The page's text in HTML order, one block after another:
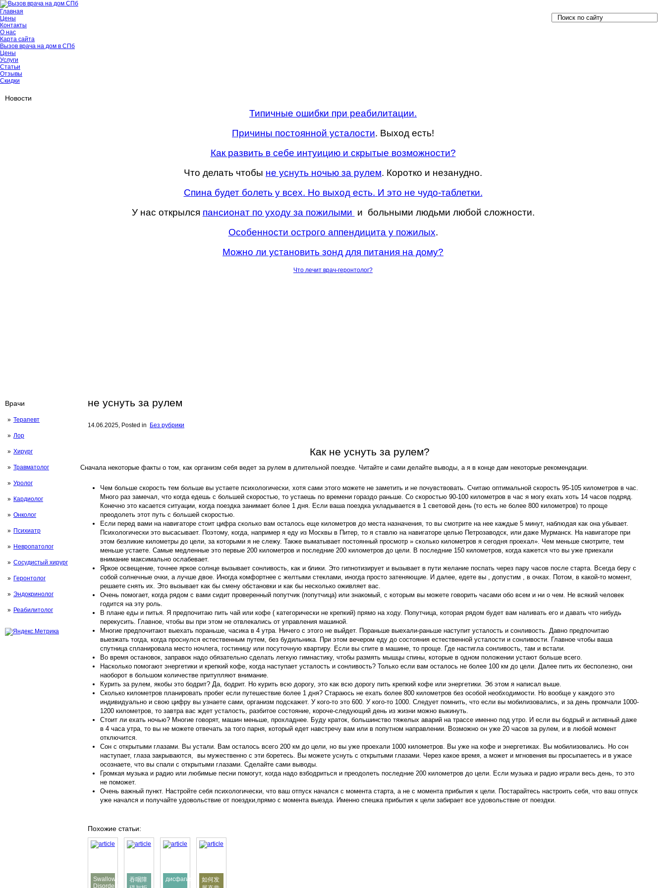
Главная
Цены
Контакты
О нас
Карта сайта
Вызов врача на дом в СПб
Цены
Услуги
Статьи
Отзывы
Скидки
Новости
Типичные ошибки при реабилитации.
Причины постоянной усталости. Выход есть!
Как развить в себе интуицию и скрытые возможности?
Что делать чтобы не уснуть ночью за рулем. Коротко и незанудно.
Спина будет болеть у всех. Но выход есть. И это не чудо-таблетки.
У нас открылся пансионат по уходу за пожилыми и больными людьми любой сложности.
Особенности острого аппендицита у пожилых.
Можно ли установить зонд для питания на дому?
Что лечит врач-геронтолог?
Врачи
Терапевт
Лор
Хирург
Травматолог
Уролог
Кардиолог
Онколог
Психиатр
Невропатолог
Сосудистый хирург
Геронтолог
Эндокринолог
Реабилитолог
не уснуть за рулем
14.06.2025, Posted in Без рубрики
Как не уснуть за рулем?
Сначала некоторые факты о том, как организм себя ведет за рулем в длительной поездке. Читайте и сами делайте выводы, а я в конце дам некоторые рекомендации.
Чем больше скорость тем больше вы устаете психологически, хотя сами этого можете не заметить и не почувствовать. Считаю оптимальной скорость 95-105 километров в час.
Много раз замечал, что когда едешь с большей скоростью, то устаешь по времени гораздо раньше. Со скоростью 90-100 километров в час я могу ехать хоть 14 часов подряд.
Конечно это касается ситуации, когда поездка занимает более 1 дня. Если ваша поездка укладывается в 1 световой день (то есть не более 800 километров) то проще
преодолеть этот путь с большей скоростью.
Если перед вами на навигаторе стоит цифра сколько вам осталось еще километров до места назначения, то вы смотрите на нее каждые 5 минут, наблюдая как она убывает.
Психологически это высасывает. Поэтому, когда, например я еду из Москвы в Питер, то я ставлю на навигаторе целью Петрозаводск, или даже Мурманск. На навигаторе при
этом безликие километры до цели, за которыми я не слежу. Также выматывает постоянный просмотр » сколько километров я сегодня проехал». Чем меньше смотрите, тем
меньше устаете. Самые медленные это первые 200 километров и последние 200 километров до цели. В последние 150 километров, когда кажется что вы уже приехали
внимание максимально ослабевает.
Яркое освещение, точнее яркое солнце вызывает сонливость, как и блики. Это гипнотизирует и вызывает в пути желание поспать через пару часов после старта. Всегда беру с
собой солнечные очки, а лучше двое. Иногда комфортнее с желтыми стеклами, иногда просто затеняющие. И далее, едете вы , допустим , в очках. Потом, в какой-то момент,
решаете снять их. Это вызывает как бы смену обстановки и как бы несколько оживляет вас.
Очень помогает, когда рядом с вами сидит проверенный попутчик (попутчица) или знакомый, с которым вы можете говорить часами обо всем и ни о чем. Не всякий человек
годится на эту роль.
В плане еды и питья. Я предпочитаю пить чай или кофе ( категорически не крепкий) прямо на ходу. Попутчица, которая рядом будет вам наливать его и давать что нибудь
перекусить. Главное, чтобы вы при этом не отвлекались от управления машиной.
Многие предпочитают выехать пораньше, часика в 4 утра. Ничего с этого не выйдет. Пораньше выехали-раньше наступит усталость и сонливость. Давно предпочитаю
выезжать тогда, когда проснулся естественным путем, без будильника. При этом вечером еду до состояния естественной усталости и сонливости. Главное чтобы ваша
спутница спланировала место ночлега, гостиницу или посуточную квартиру. Если вы спите в машине, то проще. Где настигла сонливость, там и встали.
Во время остановок, заправок надо обязательно сделать легкую гимнастику, чтобы размять мышцы спины, которые в одном положении устают больше всего.
Насколько помогают энергетики и крепкий кофе, когда наступает усталость и сонливость? Только если вам осталось не более 100 км до цели. Далее пить их бесполезно, они
наоборот в большом количестве притупляют внимание.
Курить за рулем, якобы это бодрит? Да, бодрит. Но курить всю дорогу, это как всю дорогу пить крепкий кофе или энергетики. Эб этом я написал выше.
Сколько километров планировать пробег если путешествие более 1 дня? Стараюсь не ехать более 800 километров без особой необходимости. Но вообще у каждого это
индивидуально и свою цифру вы узнаете сами, организм подскажет. У кого-то это 600. У кого-то 1000. Следует помнить, что если вы мобилизовались, и за день промчали 1000-
1200 километров, то завтра вас ждет усталость, разбитое состояние, короче-следующий день из жизни можно выкинуть.
Стоит ли ехать ночью? Многие говорят, машин меньше, прохладнее. Буду краток, большинство тяжелых аварий на трассе именно под утро. И если вы бодрый и активный даже
в 4 часа утра, то вы не можете отвечать за того парня, который едет навстречу вам или в попутном направлении. Возможно он уже 20 часов за рулем, и в любой момент
отключится.
Сон с открытыми глазами. Вы устали. Вам осталось всего 200 км до цели, но вы уже проехали 1000 километров. Вы уже на кофе и энергетиках. Вы мобилизовались. Но сон
наступает, глаза закрываются, вы мужественно с эти боретесь. Вы можете уснуть с открытыми глазами. Через какое время, а может и мгновения вы просыпаетесь и в ужасе
осознаете, что вы спали с открытыми глазами. Сделайте сами выводы.
Громкая музыка и радио или любимые песни помогут, когда надо взбодриться и преодолеть последние 200 километров до цели. Если музыка и радио играли весь день, то это
не поможет.
Очень важный пункт. Настройте себя психологически, что ваш отпуск начался с момента старта, а не с момента прибытия к цели. Постарайтесь настроить себя, что ваш отпуск
уже начался и получайте удовольствие от поездки,прямо с момента выезда. Именно спешка прибытия к цели забирает все удовольствие от поездки.
Похожие статьи:
Swallowing
Disorders
吞咽障
дисфагия
如何发